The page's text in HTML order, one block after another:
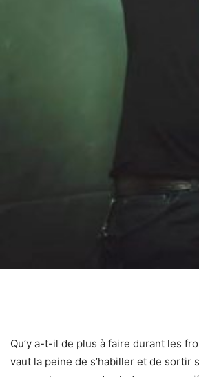
Qu’y a-t-il de plus à faire durant les
vaut la peine de s’habiller et de sortir